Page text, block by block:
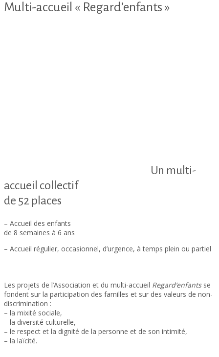
Multi-accueil « Regard’enfants »
Un multi-
accueil collectif
de 52 places
– Accueil des enfants
de 8 semaines à 6 ans
– Accueil régulier, occasionnel, d’urgence, à temps plein ou partiel
Les projets de l’Association et du multi-accueil Regard’enfantsse
fondent sur la participation des familles et sur des valeurs de non-
discrimination :
– la mixité sociale,
– la diversité culturelle,
– le respect et la dignité de la personne et de son intimité,
– la laïcité.